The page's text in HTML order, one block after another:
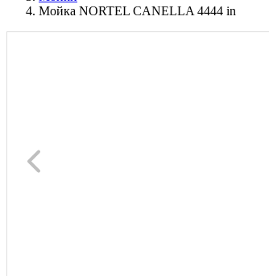
Мойка NORTEL CANELLA 4444 in